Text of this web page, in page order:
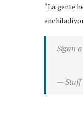
“La gente
Sigan a
— Stuff